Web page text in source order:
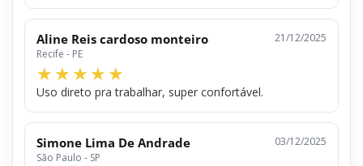
Aline Reis cardoso monteiro
Recife - PE
21/12/2025
Uso direto pra trabalhar, super confortável.
Simone Lima De Andrade
São Paulo - SP
03/12/2025